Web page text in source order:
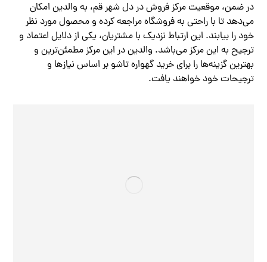
در ضمن، موقعیت مرکز فروش در دل شهر قم، به والدین امکان
می‌دهد تا با راحتی به فروشگاه مراجعه کرده و محصول مورد نظر
خود را بیابند. این ارتباط نزدیک با مشتریان، یکی از دلایل اعتماد و
ترجیح به این مرکز می‌باشد. والدین در این مرکز مطمئن‌ترین و
بهترین گزینه‌ها را برای خرید گهواره تاشو بر اساس نیازها و
ترجیحات خود خواهند یافت.